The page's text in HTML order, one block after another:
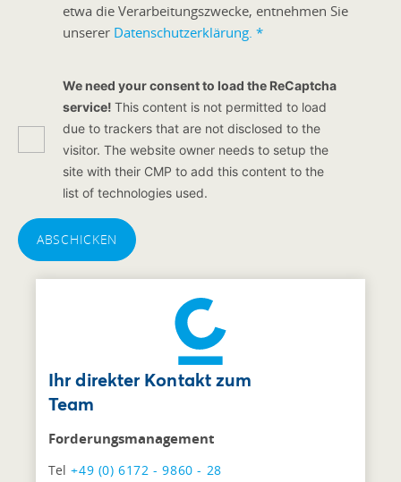
etwa die Verarbeitungszwecke, entnehmen Sie
unserer Datenschutzerklärung. *
We need your consent to load the ReCaptcha
service! This content is not permitted to load
due to trackers that are not disclosed to the
visitor. The website owner needs to setup the
site with their CMP to add this content to the
list of technologies used.
ABSCHICKEN
Ihr direkter Kontakt zum
Team
Forderungsmanagement
Tel+49 (0) 6172 - 9860 - 28